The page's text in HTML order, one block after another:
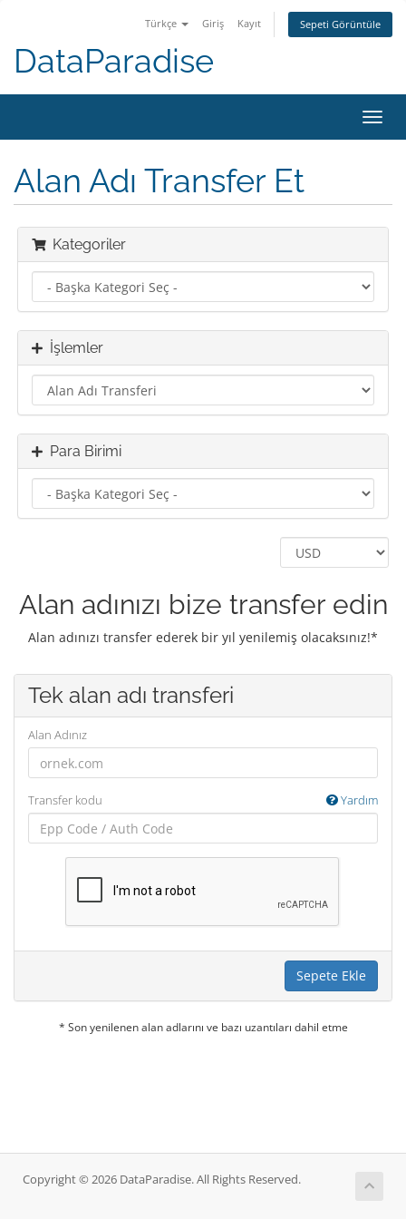
Türkçe Giriş Kayıt Sepeti Görüntüle
DataParadise
Alan Adı Transfer Et
Kategoriler
İşlemler
Para Birimi
Alan adınızı bize transfer edin
Alan adınızı transfer ederek bir yıl yenilemiş olacaksınız!*
Tek alan adı transferi
Alan Adınız
Transfer kodu Yardım
Sepete Ekle
* Son yenilenen alan adlarını ve bazı uzantıları dahil etme
Copyright © 2026 DataParadise. All Rights Reserved.